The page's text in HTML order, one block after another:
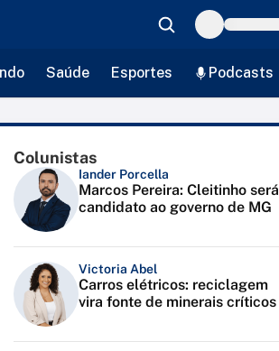
Saúde Esportes Podcasts
Colunistas
Iander Porcella
Marcos Pereira: Cleitinho será
candidato ao governo de MG
Victoria Abel
Carros elétricos: reciclagem
vira fonte de minerais críticos